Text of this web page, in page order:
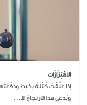
الاهْتِزَازَات
إذا عَلَّقْتَ كُتْلَةً بخيطٍ
ويُدعى هذا الارتجاحُ الا...